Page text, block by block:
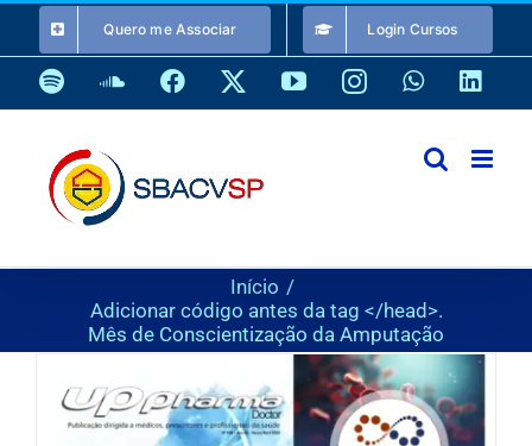
o
conteúdo
Quero me Associar Login Cursos
SpotifySoundCloud
Facebook YouTubeInstagramWhatsApp
Início
Adicionar código antes da tag </head>.
Mês de Conscientização da Amputação